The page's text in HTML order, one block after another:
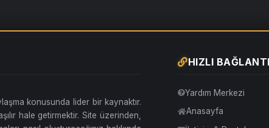
konusunda lider bir kaynaktır.
hale getirmektir. Site üzerinden,
HIZLI
Yardım Merkezi
Anasayfa